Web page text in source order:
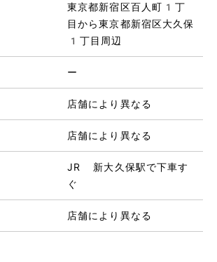
東京都新宿区百人町1丁
目から東京都新宿区大久保
1丁目周辺
ー
店舗により異なる
店舗により異なる
JR 新大久保駅で下車す
ぐ
店舗により異なる